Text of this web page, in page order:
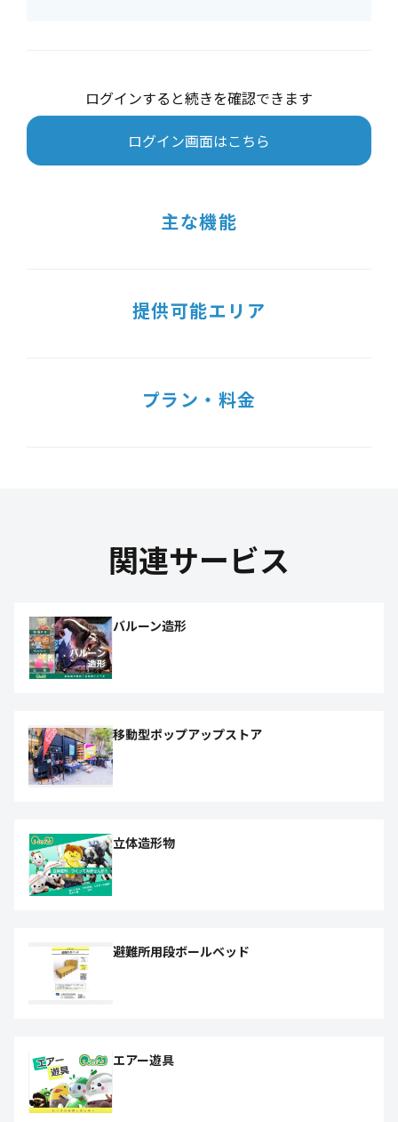
ログインすると続きを確認できます
ログイン画面はこちら
主な機能
提供可能エリア
プラン・料金
関連サービス
バルーン造形
移動型ポップアップストア
立体造形物
避難所用段ボールベッド
エアー遊具